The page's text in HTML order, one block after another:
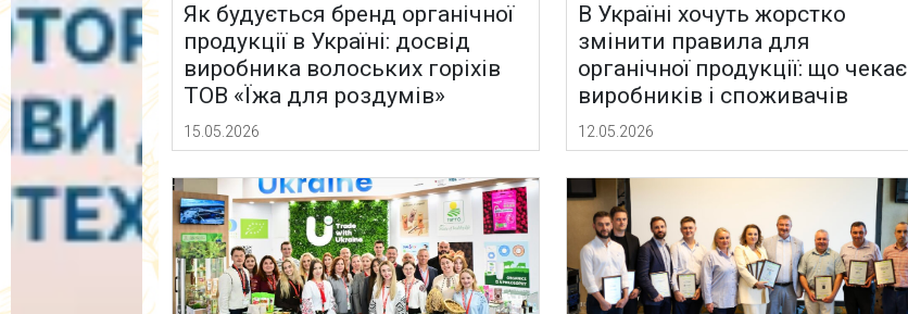
Як будується бренд органічної
продукції в Україні: досвід
виробника волоських горіхів
ТОВ «Їжа для роздумів»
15.05.2026
В Україні хочуть жорстко
змінити правила для
органічної продукції: що чекає
виробників і споживачів
12.05.2026